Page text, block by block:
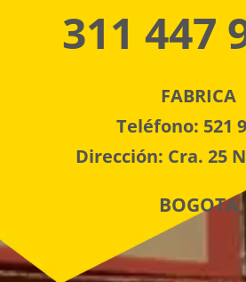
311 447
FABRICA
Teléfono: 521
Dirección: Cra. 25
BOGOTA